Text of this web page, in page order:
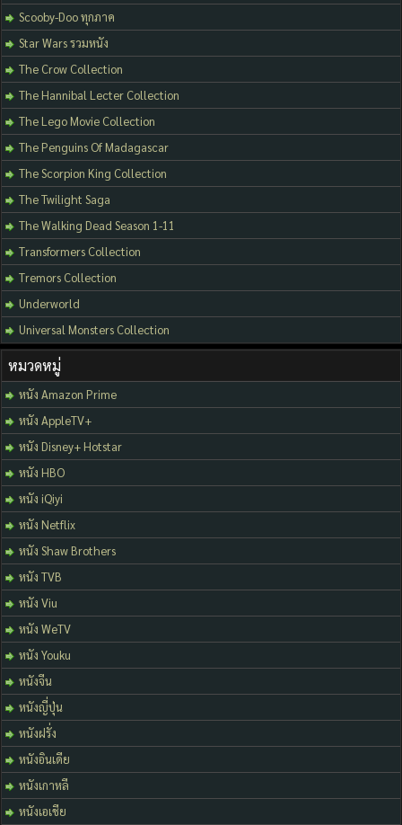
Scooby-Doo ทุกภาค
Star Wars รวมหนัง
The Crow Collection
The Hannibal Lecter Collection
The Lego Movie Collection
The Penguins Of Madagascar
The Scorpion King Collection
The Twilight Saga
The Walking Dead Season 1-11
Transformers Collection
Tremors Collection
Underworld
Universal Monsters Collection
หมวดหมู่
หนัง Amazon Prime
หนัง AppleTV+
หนัง Disney+ Hotstar
หนัง HBO
หนัง iQiyi
หนัง Netflix
หนัง Shaw Brothers
หนัง TVB
หนัง Viu
หนัง WeTV
หนัง Youku
หนังจีน
หนังญี่ปุ่น
หนังฝรั่ง
หนังอินเดีย
หนังเกาหลี
หนังเอเชีย